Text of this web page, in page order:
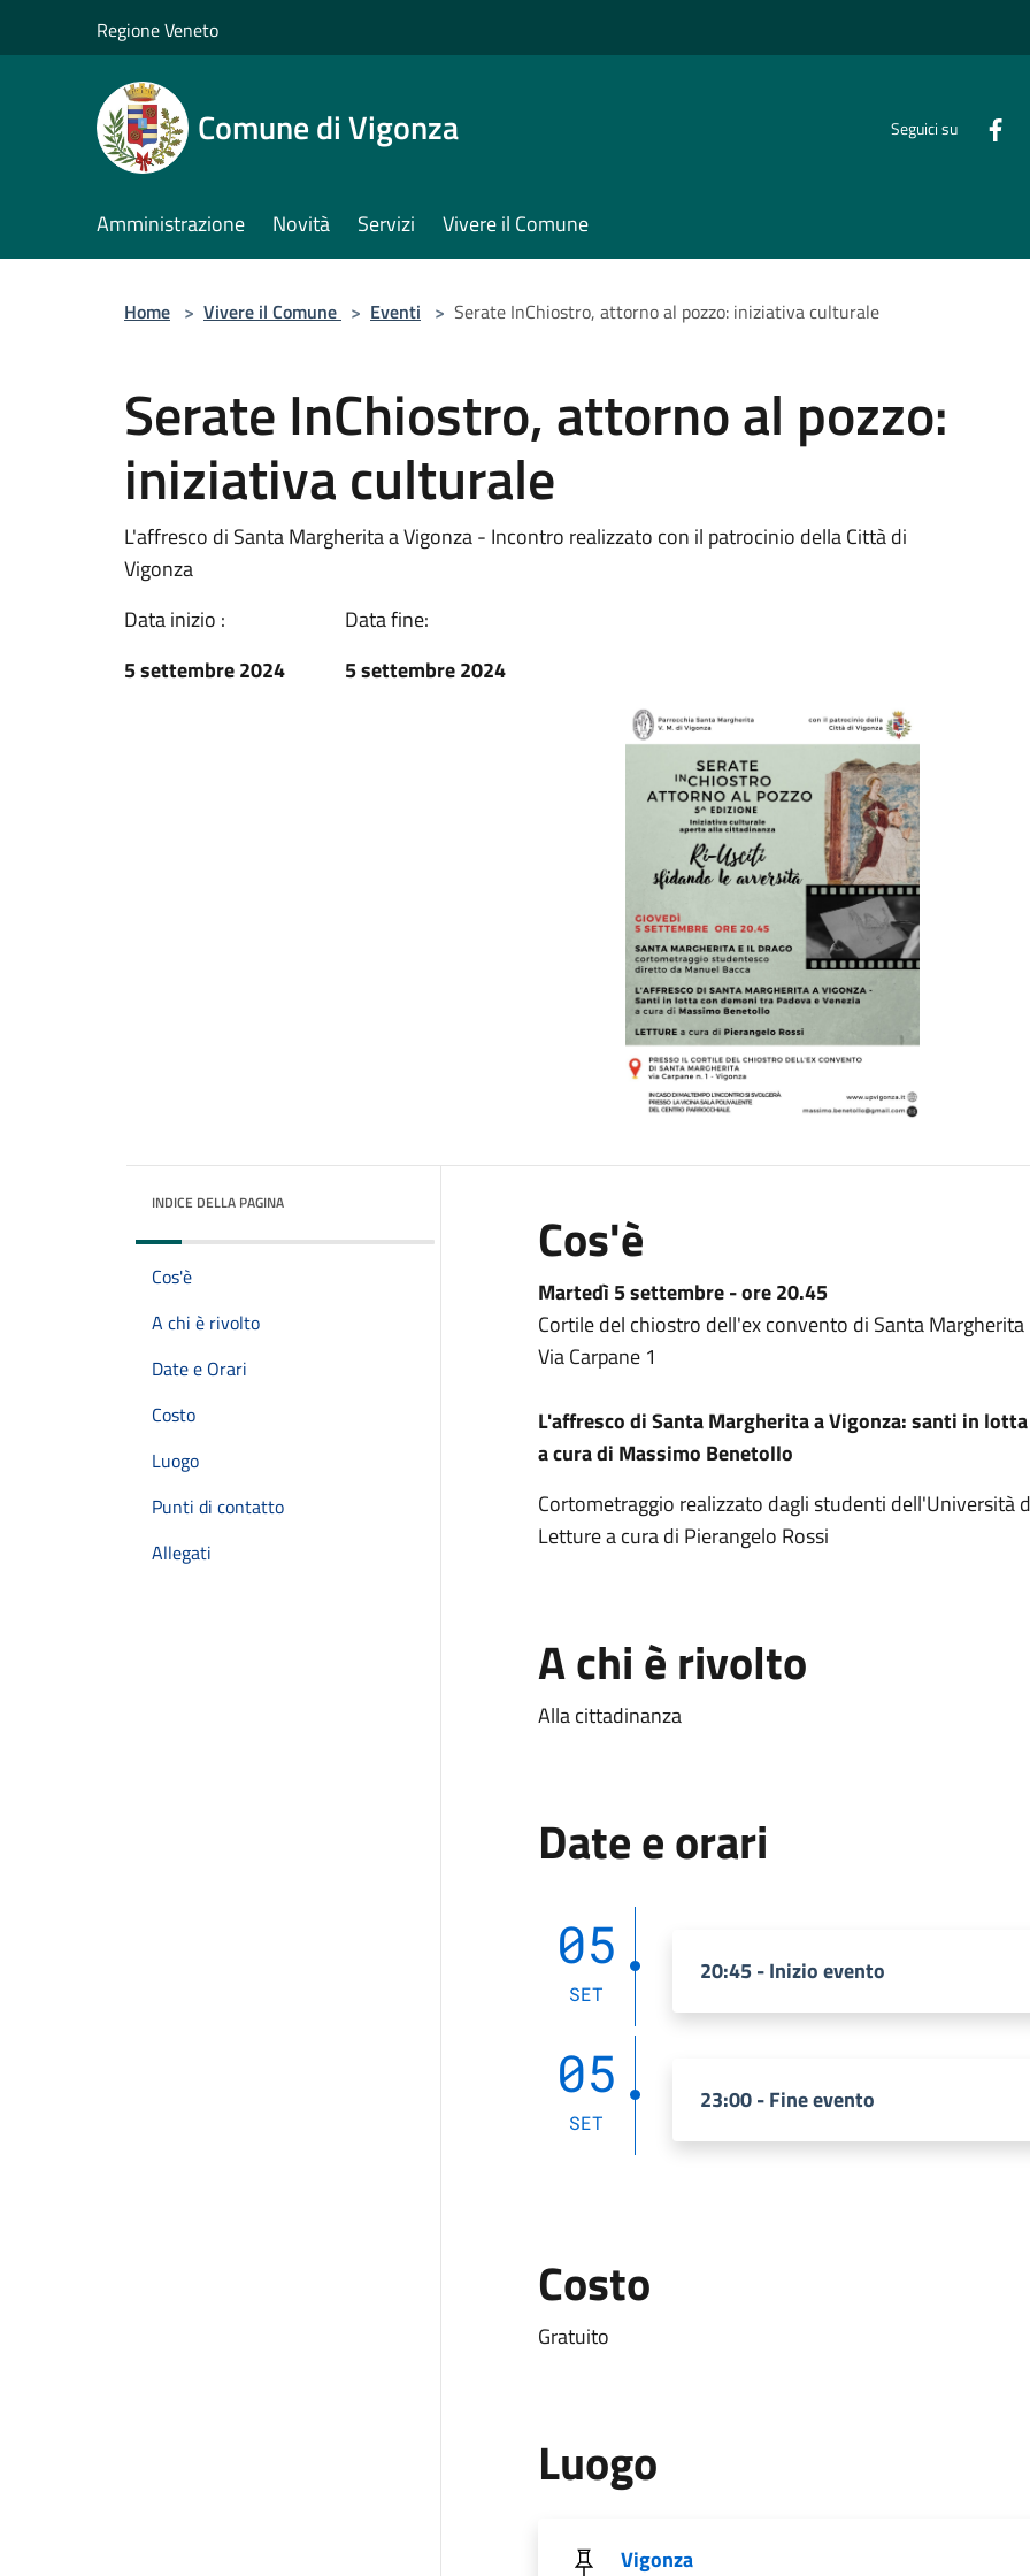
Regione Veneto
Comune di Vigonza Seguici su
Amministrazione Novità Servizi Vivere il Comune
Home > Vivere il Comune > Eventi > Serate InChiostro, attorno al pozzo: iniziativa culturale
Serate InChiostro, attorno al pozzo:
iniziativa culturale
L'affresco di Santa Margherita a Vigonza - Incontro realizzato con il patrocinio della Città di
Vigonza
Data inizio :
5 settembre 2024
Data fine:
5 settembre 2024
INDICE DELLA PAGINA
Cos'è
A chi è rivolto
Date e Orari
Costo
Luogo
Punti di contatto
Allegati
Cos'è
Martedì 5 settembre - ore 20.45
Cortile del chiostro dell'ex convento di Santa Margherita
Via Carpane 1
L'affresco di Santa Margherita a Vigonza: santi in
a cura di Massimo Benetollo
Cortometraggio realizzato dagli studenti dell'Università
Letture a cura di Pierangelo Rossi
A chi è rivolto
Alla cittadinanza
Date e orari
05
SET
20:45 - Inizio evento
05
SET
23:00 - Fine evento
Costo
Gratuito
Luogo
Vigonza